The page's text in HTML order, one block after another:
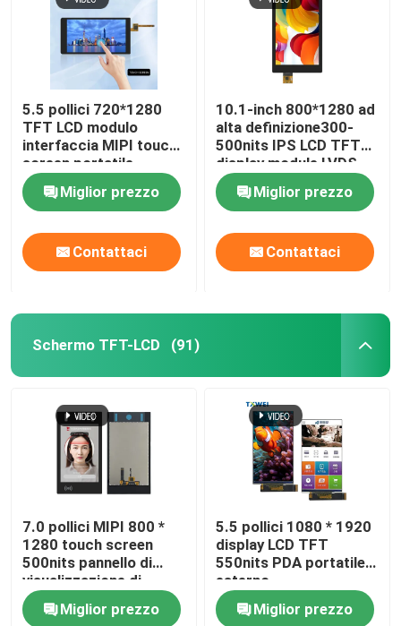
5.5 pollici 720*1280
TFT LCD modulo
interfaccia MIPI touch
screen portatile
Miglior prezzo
Contattaci
10.1-inch 800*1280 ad
alta definizione300-
500nits IPS LCD TFT
display module LVDS
Miglior prezzo
Contattaci
Schermo TFT-LCD (91)
7.0 pollici MIPI 800 *
1280 touch screen
500nits pannello di
visualizzazione di
controllo di accesso di
sicurezzaMiglior prezzo
5.5 pollici 1080 * 1920
display LCD TFT
550nits PDA portatile
esterno
Miglior prezzo